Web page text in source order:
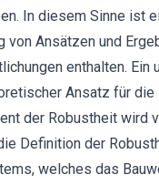
In diesem Sinne ist
von Ansätzen und
enthalten. Ein
Ansatz für die
der Robustheit wird
Definition der
welches das